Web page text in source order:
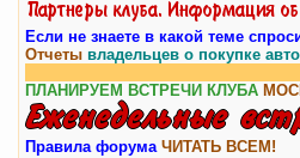
Если не знаете в какой теме
Отчеты владельцев о покупке
ПЛАНИРУЕМ ВСТРЕЧИ КЛУБА
Правила форума ЧИТАТЬ ВСЕМ!